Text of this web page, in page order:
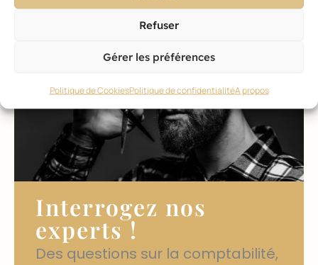
Refuser
Gérer les préférences
Politique de CookiesPolitique de confidentialitéA propos
Interrogez nos
experts !
Des questions sur la comptabilité,